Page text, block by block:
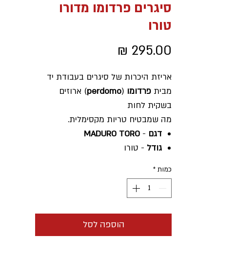
סיגרים פרדומו מדורו
טורו
אריזת היכרות של סיגרים בעבודת יד
מבית פרדומו (
perdomo) ארוזים
בשקית לחות
מה שמבטיח טריות מקסימלית.
דגם -
MADURO TORO
גודל - טורו
אורך- 152 מ"מ
קוטר
- 21 מ"מ
כמות *
הוספה לסל